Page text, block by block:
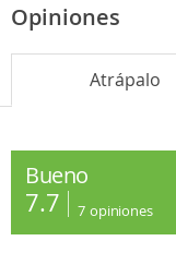
Opiniones
Atrápalo
Bueno
7.7 7 opiniones